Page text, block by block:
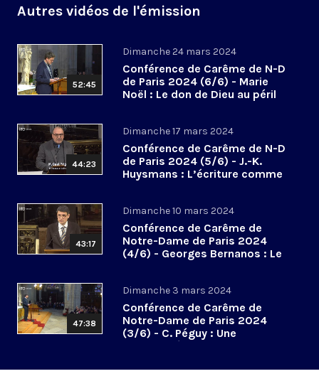
Autres vidéos de l'émission
52:45
Dimanche 24 mars 2024
Conférence de Carême de N-D
de Paris 2024 (6/6) - Marie
Noël : Le don de Dieu au péril
44:23
Dimanche 17 mars 2024
Conférence de Carême de N-D
de Paris 2024 (5/6) - J.-K.
Huysmans : L’écriture comme
43:17
Dimanche 10 mars 2024
Conférence de Carême de
Notre-Dame de Paris 2024
(4/6) - Georges Bernanos : Le
47:38
Dimanche 3 mars 2024
Conférence de Carême de
Notre-Dame de Paris 2024
(3/6) - C. Péguy : Une
spiritualité de la communion